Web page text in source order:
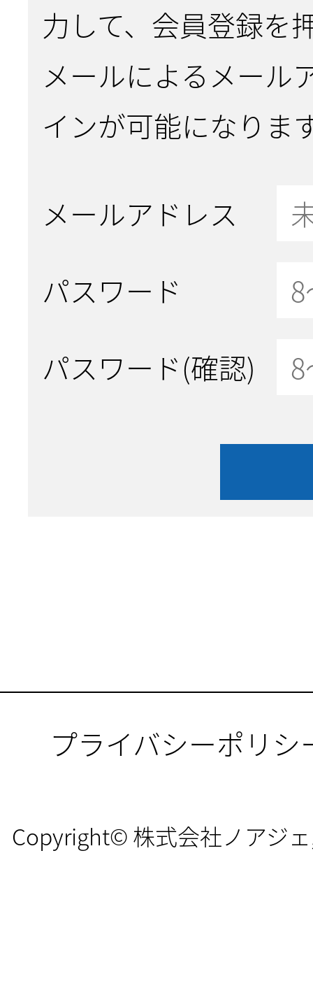
力して、会員登録を
メールによるメール
インが可能になりま
メールアドレス
パスワード
パスワード(確認)
プライバシーポリシ
Copyright© 株式会社ノアジ